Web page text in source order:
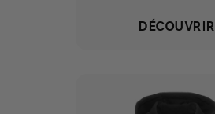
DÉCOUVRIR